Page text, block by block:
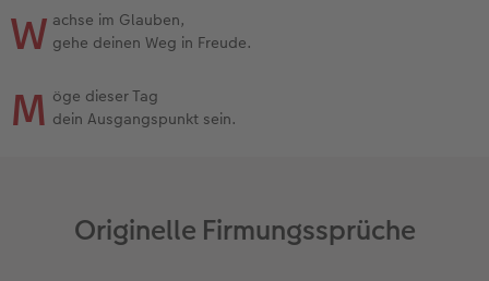
W achse im Glauben,
gehe deinen Weg in Freude.
M öge dieser Tag
dein Ausgangspunkt sein.
Originelle Firmungssprüche